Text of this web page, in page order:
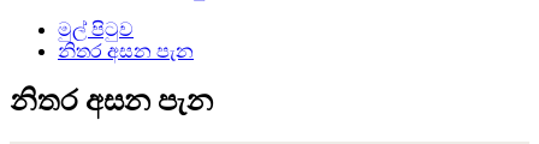
මුල් පිටුව
නිතර අසන පැන
නිතර අසන පැන